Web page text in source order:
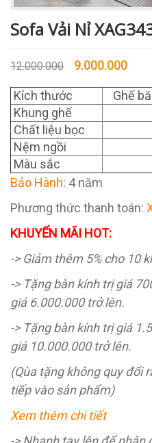
Sofa Vải Nỉ
12.000.000 9.000.000
Kích thước
Ghế
Khung ghế
Chất liệu bọc
Nệm ngồi
Màu sắc
Bảo Hành: 4 năm
Phương thức thanh toán:
KHUYẾN MÃI HOT:
-> Giảm thêm 5% cho 10
-> Tặng bàn kính trị giá
giá 6.000.000 trở lên.
-> Tặng bàn kính trị giá
giá 10.000.000 trở lên.
(Qùa tặng không quy đổi
tiếp vào sản phẩm)
Xem thêm chi tiết